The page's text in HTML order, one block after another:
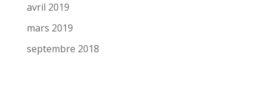
avril 2019
mars 2019
septembre 2018